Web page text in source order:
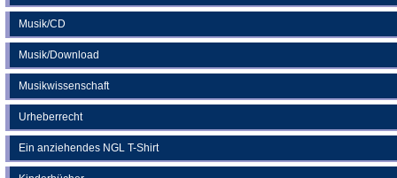
Musik/CD
Musik/Download
Musikwissenschaft
Urheberrecht
Ein anziehendes NGL T-Shirt